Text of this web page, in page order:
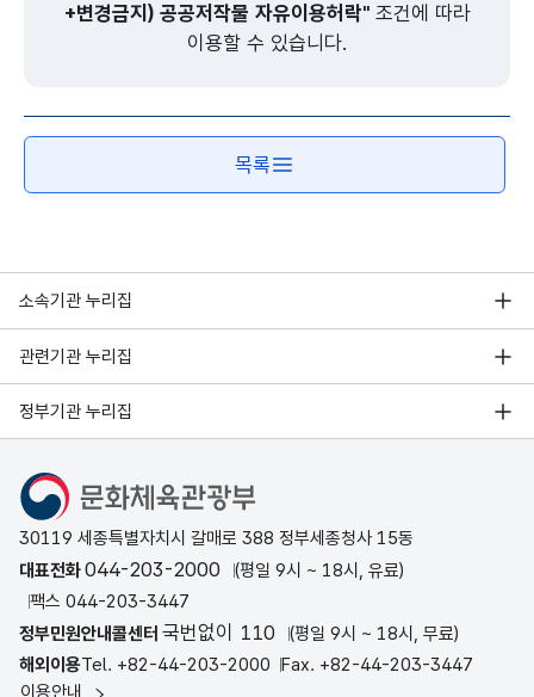
+변경금지) 공공저작물 자유이용허락"조건에 따라
이용할 수 있습니다.
목록
소속기관 누리집
관련기관 누리집
정부기관 누리집
문화체육관광부
30119 세종특별자치시 갈매로 388 정부세종청사 15동
대표전화044-203-2000
(평일 9시 ~ 18시, 유료)
팩스 044-203-3447
정부민원안내콜센터 국번없이 110
(평일 9시 ~ 18시, 무료)
해외이용Tel. +82-44-203-2000 Fax. +82-44-203-3447
이용안내